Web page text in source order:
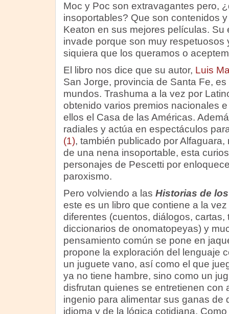
Moc y Poc son extravagantes pero,
insoportables? Que son contenidos
Keaton en sus mejores películas. Su
invade porque son muy respetuosos
siquiera que los queramos o
El libro nos dice que su autor, Luis
San Jorge, provincia de Santa Fe,
mundos. Trashuma a la vez por
obtenido varios premios nacionales
ellos el Casa de las Américas.
radiales y actúa en espectáculos
(1), también publicado por
de una nena insoportable, esta
personajes de Pescetti por
paroxismo.
Pero volviendo a las Historias de
este es un libro que contiene a la
diferentes (cuentos, diálogos,
diccionarios de onomatopeyas) y
pensamiento común se pone en
propone la exploración del lenguaje
un juguete vano, así como el que
ya no tiene hambre, sino como un
disfrutan quienes se entretienen con
ingenio para alimentar sus ganas de
idioma y de la lógica cotidiana.